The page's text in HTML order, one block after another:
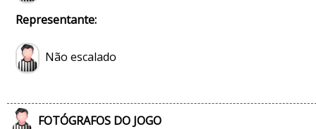
Representante:
Não escalado
FOTÓGRAFOS DO JOGO